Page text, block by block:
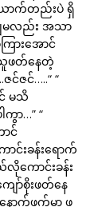
ာက်တည်းပဲ ရှိ
မလည်း အသာ
ြားအောင်
ဖတ်နေတဲ့
ဇင်…..“ “
မသိ
ကွာ…” “
င်
ာင်းခန်းရောက်
လိုကောင်းခန်း
ျော်စိုးဖတ်နေ
ာက်ဖက်မှာ ဖွ